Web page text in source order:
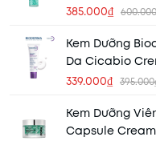
385.000₫
Kem Dưỡng
Da Cicabio
339.000₫
Kem Dưỡng
Capsule Cream